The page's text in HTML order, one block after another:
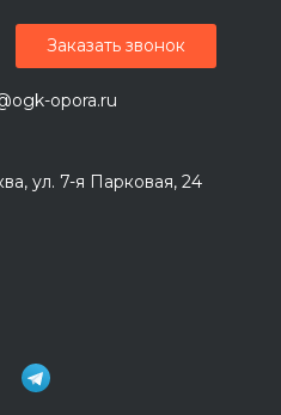
opora.ru
ул. 7-я Парковая, 24
Заказать звонок